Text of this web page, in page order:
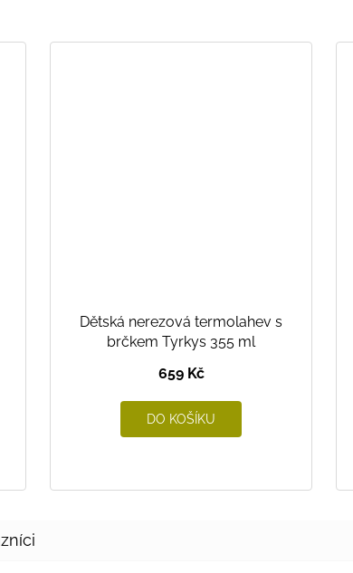
Dětská nerezová termolahev s
brčkem Tyrkys 355 ml
659 Kč
DO KOŠÍKU